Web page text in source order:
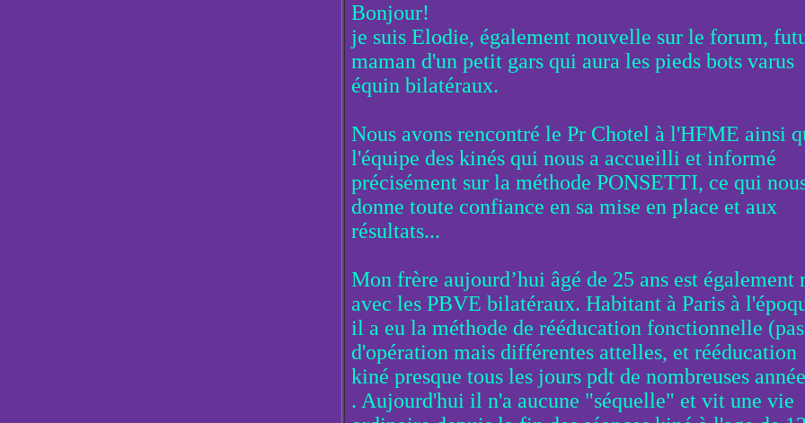
Bonjour!
je suis Elodie, également nouvelle sur le forum,
maman d'un petit gars qui aura les pieds bots varus
équin bilatéraux.
Nous avons rencontré le Pr Chotel à l'HFME ainsi
l'équipe des kinés qui nous a accueilli et informé
précisément sur la méthode PONSETTI, ce qui
donne toute confiance en sa mise en place et aux
résultats...
Mon frère aujourd’hui âgé de 25 ans est également
avec les PBVE bilatéraux. Habitant à Paris à
il a eu la méthode de rééducation fonctionnelle (pas
d'opération mais différentes attelles, et rééducation
kiné presque tous les jours pdt de nombreuses
. Aujourd'hui il n'a aucune "séquelle" et vit une vie